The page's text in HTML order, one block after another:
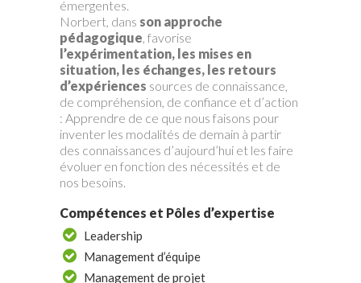
émergentes.
Norbert, dans son approche
pédagogique, favorise
l’expérimentation, les mises en
situation, les échanges, les retours
d’expériences sources de connaissance,
de compréhension, de confiance et d’action
: Apprendre de ce que nous faisons pour
inventer les modalités de demain à partir
des connaissances d’aujourd’hui et les faire
évoluer en fonction des nécessités et de
nos besoins.
Compétences et Pôles d’expertise
Leadership
Management d’équipe
Management de projet